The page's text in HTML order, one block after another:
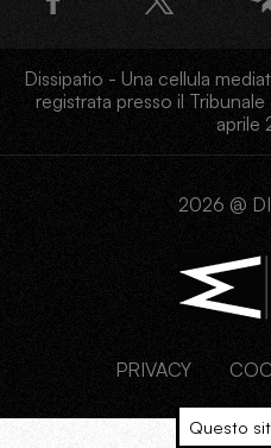
Dissipatio - Una cellula
registrata presso il
aprile
2026 @
PRIVACY
Questo